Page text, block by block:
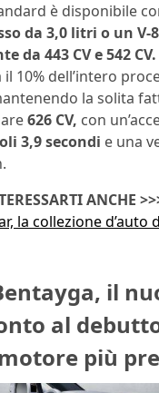
è disponibile
da 3,0 litri o un V-
da 443 CV e 542 CV.
10% dell’intero
la solita
626 CV, con
3,9 secondi e una
ANCHE
la collezione d’auto
il
al
più